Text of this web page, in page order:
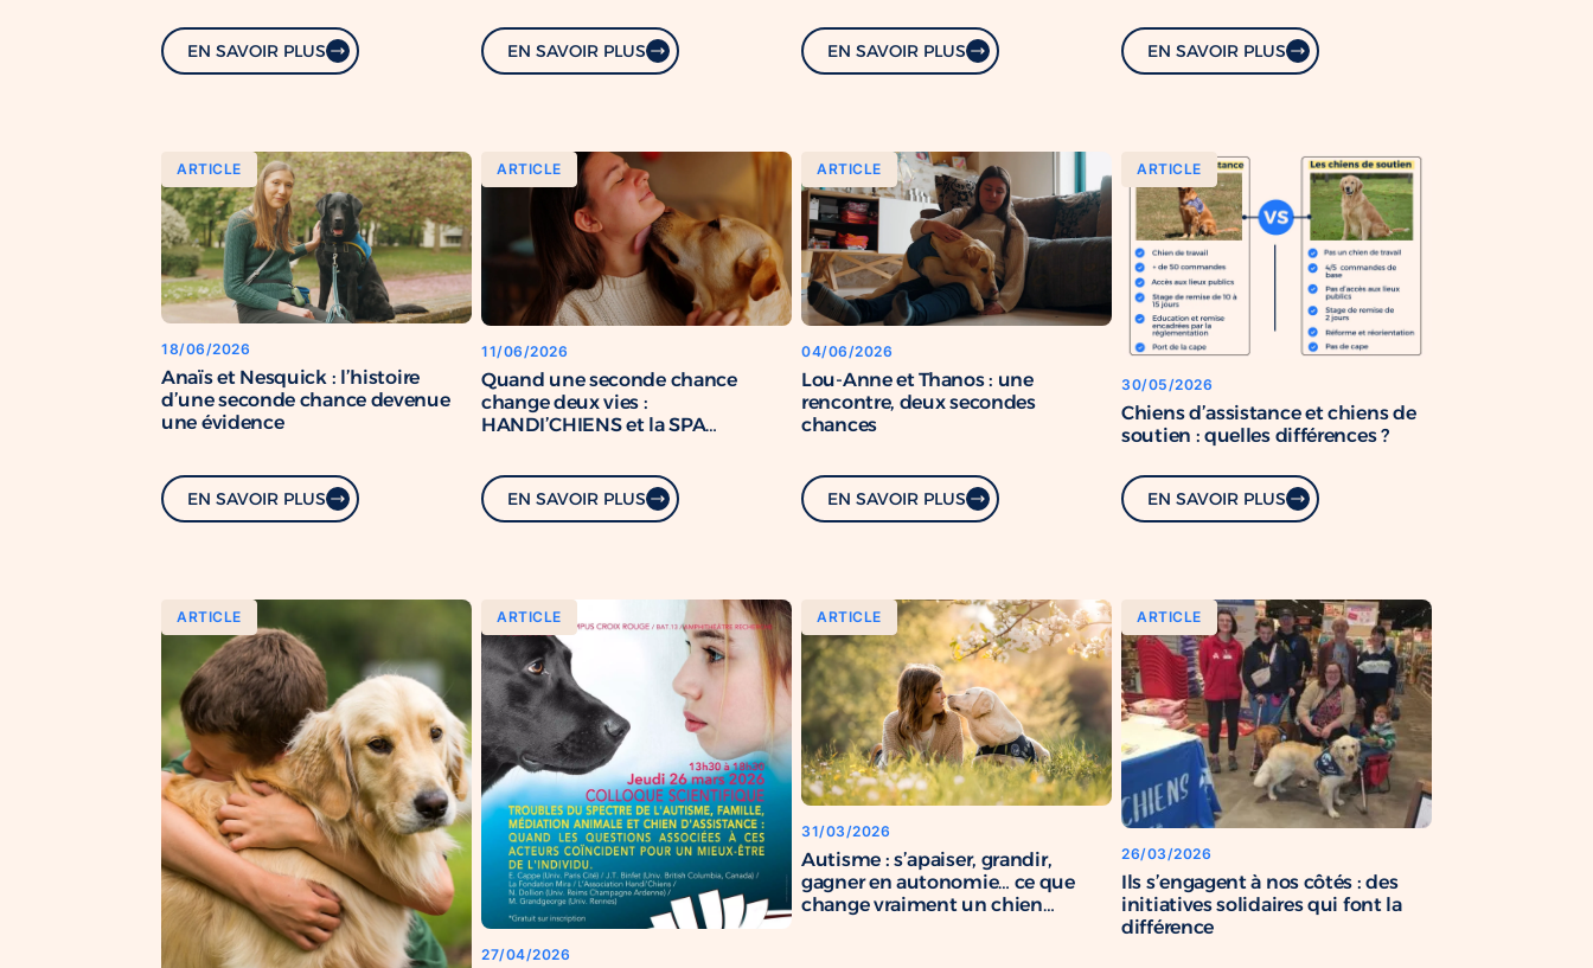
EN SAVOIR PLUS EN SAVOIR PLUS EN SAVOIR PLUS EN SAVOIR PLUS
ARTICLE
18/06/2026
Anaïs et Nesquick : l’histoire
d’une seconde chance devenue
une évidence
EN SAVOIR PLUS
ARTICLE
11/06/2026
Quand une seconde chance
change deux vies :
HANDI’CHIENS et la SPA
commun
EN SAVOIR PLUS
ARTICLE
04/06/2026
Lou-Anne et Thanos : une
rencontre, deux secondes
chances
EN SAVOIR PLUS
ARTICLE
30/05/2026
Chiens d’assistance et chiens de
soutien : quelles différences ?
EN SAVOIR PLUS
ARTICLE ARTICLE
27/04/2026
ARTICLE
31/03/2026
Autisme : s’apaiser, grandir,
gagner en autonomie… ce que
change vraiment un chien
ARTICLE
26/03/2026
Ils s’engagent à nos côtés : des
initiatives solidaires qui font la
différence